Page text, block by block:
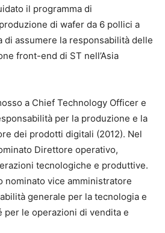
il programma di
di wafer da 6 pollici a
di assumere la responsabilità delle
front-end di ST nell’Asia
a Chief Technology Officer e
per la produzione e la
dei prodotti digitali (2012). Nel
Direttore operativo,
tecnologiche e produttive.
nominato vice amministratore
generale per la tecnologia e
per le operazioni di vendita e